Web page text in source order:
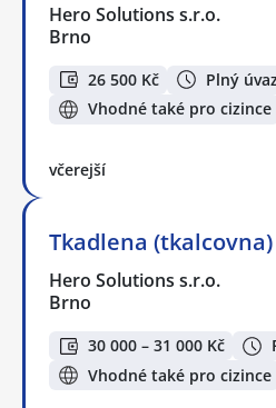
Hero Solutions s.r.o.
Brno
26 500 Kč
Plný
Vhodné také pro cizince
včerejší
Tkadlena (tkalcovna)
Hero Solutions s.r.o.
Brno
30 000 – 31 000 Kč
Vhodné také pro cizince